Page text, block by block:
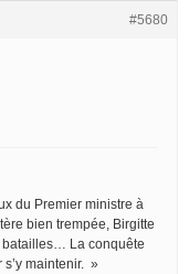
#5680
du Premier ministre à
bien trempée, Birgitte
batailles… La conquête
maintenir. »